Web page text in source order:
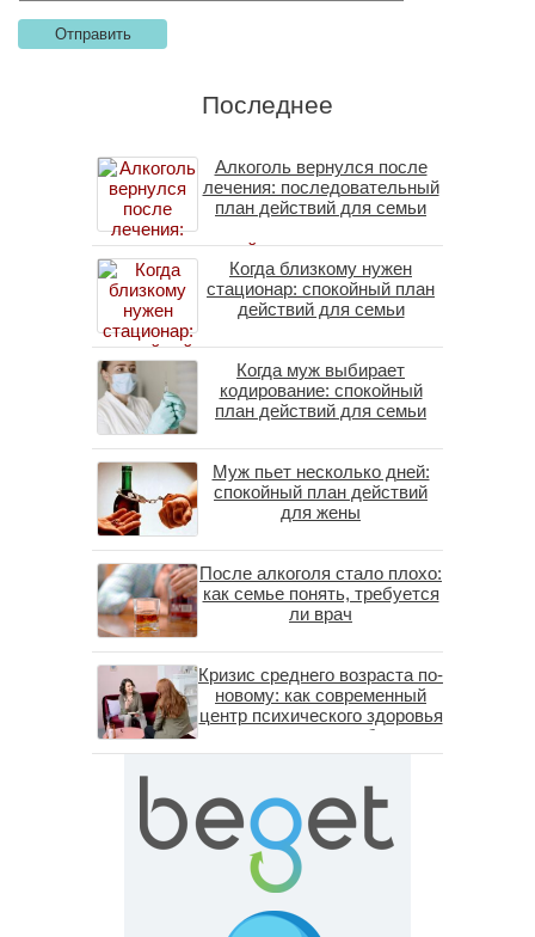
Последнее
Алкоголь вернулся после
лечения: последовательный
план действий для семьи
Когда близкому нужен
стационар: спокойный план
действий для семьи
Когда муж выбирает
кодирование: спокойный
план действий для семьи
Муж пьет несколько дней:
спокойный план действий
для жены
После алкоголя стало плохо:
как семье понять, требуется
ли врач
Кризис среднего возраста по-
новому: как современный
центр психического здоровья
помогает пересобрать
личность без таблеток